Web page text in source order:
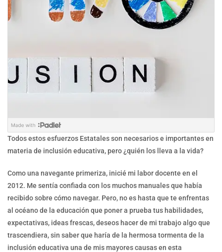
Todos estos esfuerzos Estatales son necesarios e importantes en
materia de inclusión educativa, pero ¿quién los lleva a la vida?
Como una navegante primeriza, inicié mi labor docente en el
2012. Me sentía confiada con los muchos manuales que había
recibido sobre cómo navegar. Pero, no es hasta que te enfrentas
al océano de la educación que poner a prueba tus habilidades,
expectativas, ideas frescas, deseos hacer de mi trabajo algo que
trascendiera, sin saber que haría de la hermosa tormenta de la
inclusión educativa una de mis mayores causas en esta